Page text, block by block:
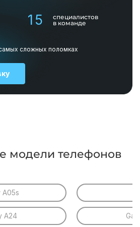
15
специалистов
в команде
сложных поломках
модели телефонов
A05s
A24